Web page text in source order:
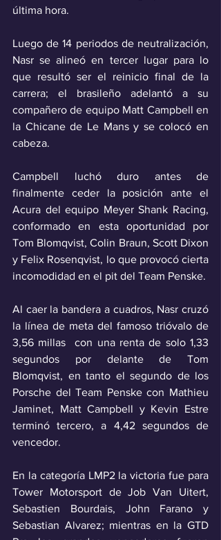
última hora.
Luego de 14 periodos de neutralización,
Nasr se alineó en tercer lugar para lo
que resultó ser el reinicio final de la
carrera; el brasileño adelantó a su
compañero de equipo Matt Campbell en
la Chicane de Le Mans y se colocó en
cabeza.
Campbell luchó duro antes de
finalmente ceder la posición ante el
Acura del equipo Meyer Shank Racing,
conformado en esta oportunidad por
Tom Blomqvist, Colin Braun, Scott Dixon
y Felix Rosenqvist, lo que provocó cierta
incomodidad en el pit del Team Penske.
Al caer la bandera a cuadros, Nasr cruzó
la línea de meta del famoso trióvalo de
3,56 millas  con una renta de solo 1,33
segundos por delante de Tom
Blomqvist, en tanto el segundo de los
Porsche del Team Penske con Mathieu
Jaminet, Matt Campbell y Kevin Estre
terminó tercero, a 4,42 segundos de
vencedor.
En la categoría LMP2 la victoria fue para
Tower Motorsport de Job Van Uitert,
Sebastien Bourdais, John Farano y
Sebastian Alvarez; mientras en la GTD